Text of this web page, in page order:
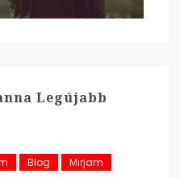
Legújabb
Blog Mirjam